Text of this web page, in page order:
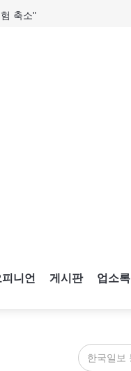
축소"
피니언 게시판 업소록